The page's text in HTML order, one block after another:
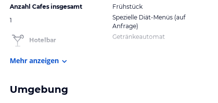
Anzahl Cafes insgesamt
1
Hotelbar
Frühstück
Spezielle Diät-Menüs (auf
Anfrage)
Getränkeautomat
Mehr anzeigen
Umgebung